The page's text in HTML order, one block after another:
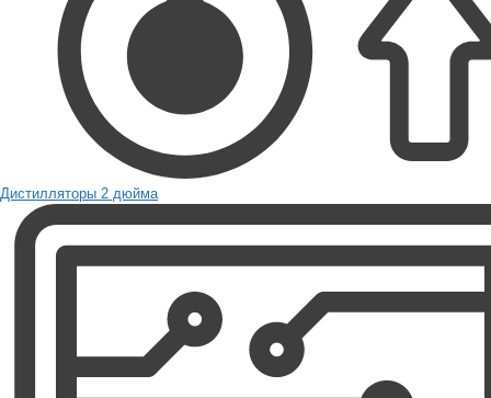
Дистилляторы 2 дюйма